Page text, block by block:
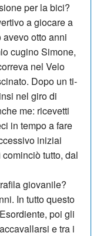
per la bici?
a giocare a
otto anni
cugino Simone,
nel Ve­lo
Dopo un ti­
nel giro di
me: ricevetti
in tempo a fare
iniziai
tutto, dal
giovanile?
In tutto questo
poi gli
e tra i